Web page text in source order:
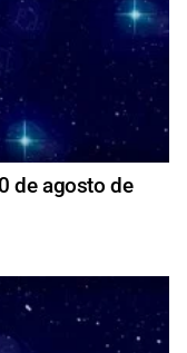
de agosto de